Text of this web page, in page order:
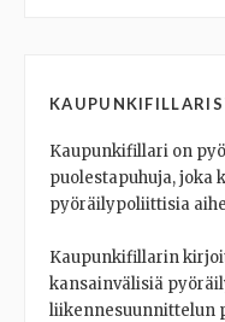
Kaupunkifillari on
puolestapuhuja, joka
pyöräilypoliittisia
Kaupunkifillarin
kansainvälisiä
liikennesuunnittelun